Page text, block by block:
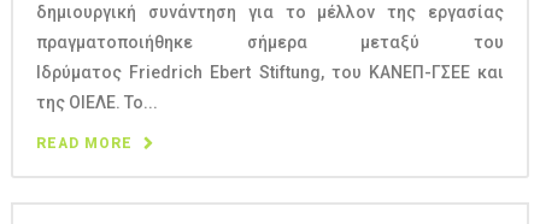
δημιουργική συνάντηση για το μέλλον της εργασίας
πραγματοποιήθηκε σήμερα μεταξύ του
Ιδρύματος Friedrich Ebert Stiftung, του ΚΑΝΕΠ-ΓΣΕΕ και
της ΟΙΕΛΕ. Το...
READ MORE